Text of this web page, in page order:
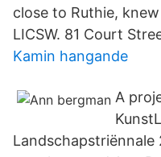
close to Ruthie,
LICSW. 81 Court
Kamin hangande
A
Landschapstriënnale